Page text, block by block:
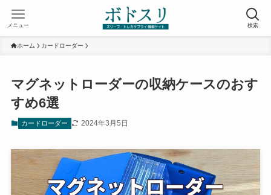
検索
メニュー
ホーム カードローダー
マグネットローダーの収納ケースのおす
すめ6選
カードローダー 2024年3月5日